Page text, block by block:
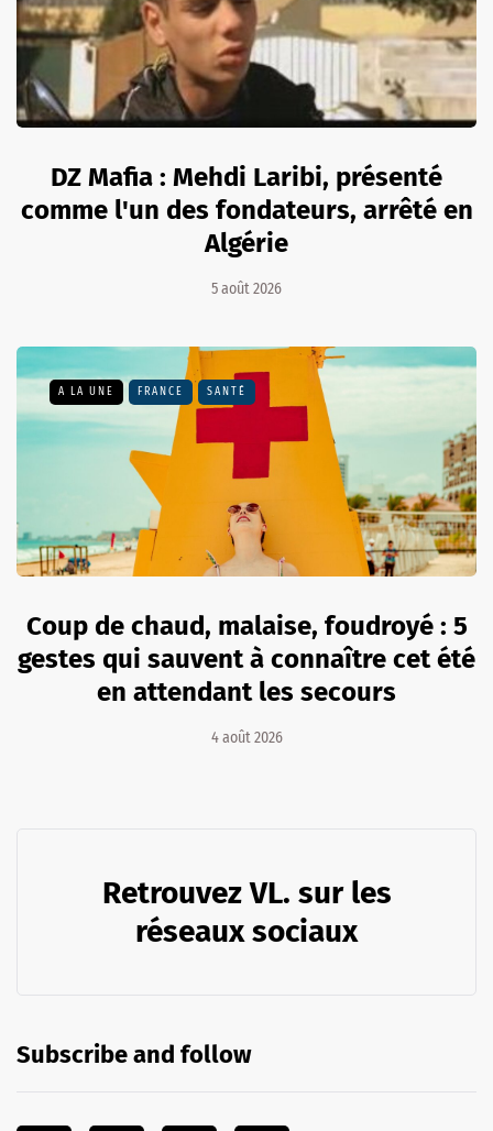
DZ Mafia : Mehdi Laribi, présenté
comme l'un des fondateurs, arrêté en
Algérie
5 août 2026
A LA UNE FRANCE SANTÉ
Coup de chaud, malaise, foudroyé : 5
gestes qui sauvent à connaître cet été
en attendant les secours
4 août 2026
Retrouvez VL. sur les
réseaux sociaux
Subscribe and follow